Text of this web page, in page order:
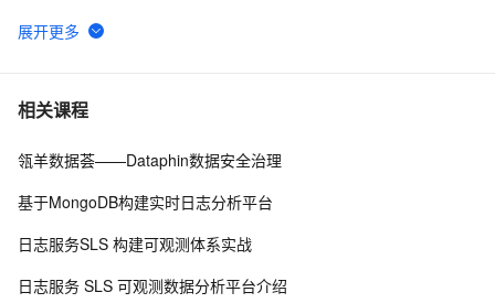
6 图解MySQL【日志】——Redo Log
7 SLS新版告警入门-旧版告警升级
8 Artifact SSMTest:war exploded: Error during artifact
理上个月的日志实例演示
10Windows Phone 实用开发技巧（24）：上传日志
相关课程
瓴羊数据荟——Dataphin数据安全治理
基于MongoDB构建实时日志分析平台
日志服务SLS 构建可观测体系实战
日志服务 SLS 可观测数据分析平台介绍